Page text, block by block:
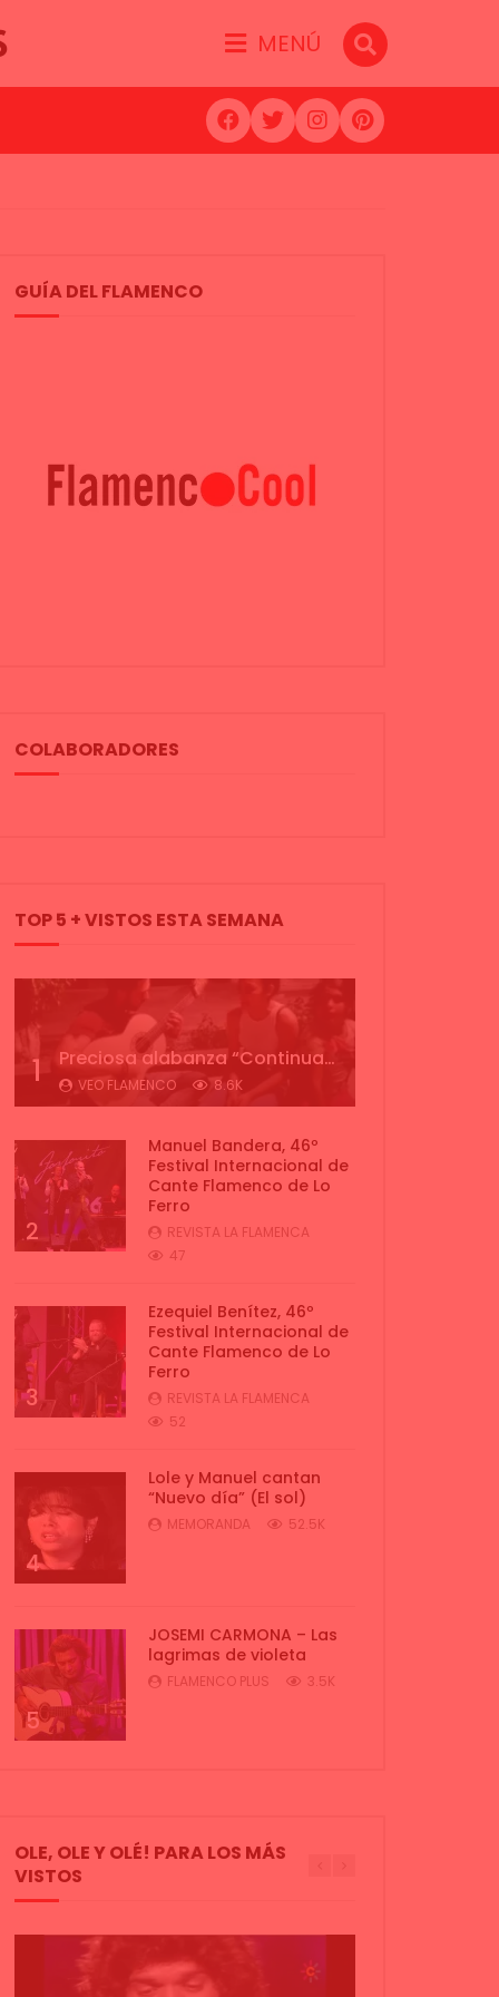
MENÚ
GUÍA DEL FLAMENCO
COLABORADORES
TOP 5 + VISTOS ESTA SEMANA
1 Preciosa alabanza “Continua” cantada por ALBA CORTES acompañada de IVAN a la guitarra | VEOFLAMENCO
VEO FLAMENCO 8.6K
2
Manuel Bandera, 46º
Festival Internacional de
Cante Flamenco de Lo
Ferro
REVISTA LA FLAMENCA
47
3
Ezequiel Benítez, 46º
Festival Internacional de
Cante Flamenco de Lo
Ferro
REVISTA LA FLAMENCA
52
4
Lole y Manuel cantan
“Nuevo día” (El sol)
MEMORANDA 52.5K
5
JOSEMI CARMONA – Las
lagrimas de violeta
FLAMENCO PLUS 3.5K
OLE, OLE Y OLÉ! PARA LOS MÁS
VISTOS